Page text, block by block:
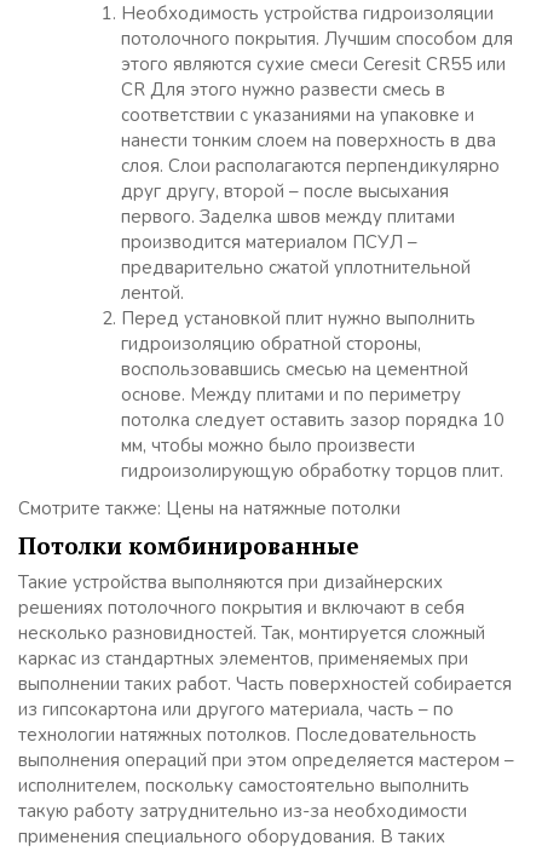
Необходимость устройства гидроизоляции
потолочного покрытия. Лучшим способом для
этого являются сухие смеси Ceresit CR55 или
CR Для этого нужно развести смесь в
соответствии с указаниями на упаковке и
нанести тонким слоем на поверхность в два
слоя. Слои располагаются перпендикулярно
друг другу, второй – после высыхания
первого. Заделка швов между плитами
производится материалом ПСУЛ –
предварительно сжатой уплотнительной
лентой.
Перед установкой плит нужно выполнить
гидроизоляцию обратной стороны,
воспользовавшись смесью на цементной
основе. Между плитами и по периметру
потолка следует оставить зазор порядка 10
мм, чтобы можно было произвести
гидроизолирующую обработку торцов плит.
Смотрите также: Цены на натяжные потолки
Потолки комбинированные
Такие устройства выполняются при дизайнерских
решениях потолочного покрытия и включают в себя
несколько разновидностей. Так, монтируется сложный
каркас из стандартных элементов, применяемых при
выполнении таких работ. Часть поверхностей собирается
из гипсокартона или другого материала, часть – по
технологии натяжных потолков. Последовательность
выполнения операций при этом определяется мастером –
исполнителем, поскольку самостоятельно выполнить
такую работу затруднительно из-за необходимости
применения специального оборудования. В таких